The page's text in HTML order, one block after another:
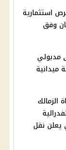
استثمارية
وفق
مدبولي
ميدانية
الزمالك
يعلن نقل